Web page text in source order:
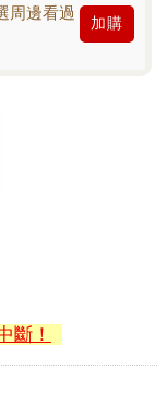
周邊看過
加購
斷！